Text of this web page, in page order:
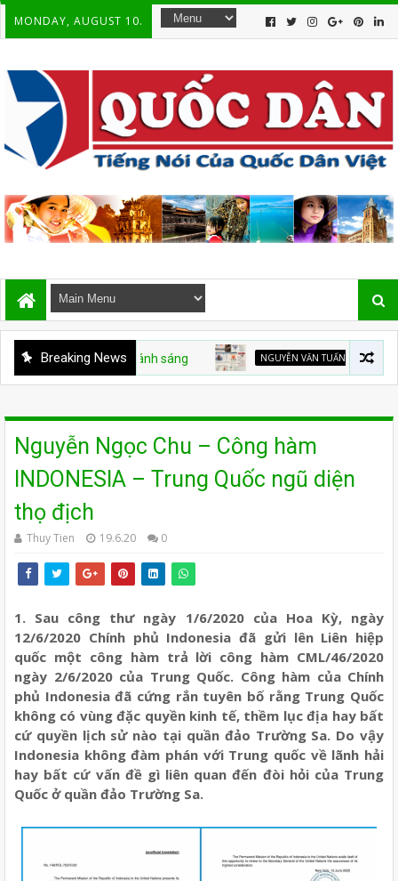
MONDAY, AUGUST 10.
Breaking News NGUYỄN VĂN TUẤN Hiện tượng
Nguyễn Ngọc Chu – Công hàm
INDONESIA – Trung Quốc ngũ diện
thọ địch
Thuy Tien 19.6.20 0
1. Sau công thư ngày 1/6/2020 của Hoa Kỳ, ngày
12/6/2020 Chính phủ Indonesia đã gửi lên Liên hiệp
quốc một công hàm trả lời công hàm CML/46/2020
ngày 2/6/2020 của Trung Quốc. Công hàm của Chính
phủ Indonesia đã cứng rắn tuyên bố rằng Trung Quốc
không có vùng đặc quyền kinh tế, thềm lục địa hay bất
cứ quyền lịch sử nào tại quần đảo Trường Sa. Do vậy
Indonesia không đàm phán với Trung quốc về lãnh hải
hay bất cứ vấn đề gì liên quan đến đòi hỏi của Trung
Quốc ở quần đảo Trường Sa.